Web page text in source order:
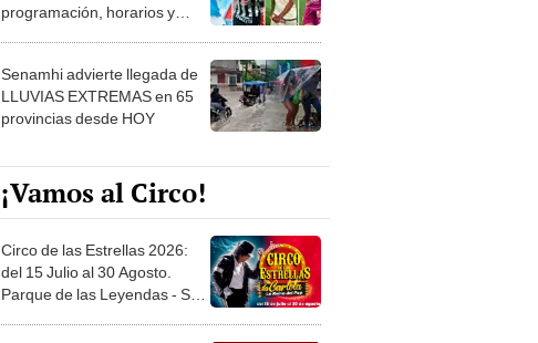
programación, horarios y
Senamhi advierte llegada de
LLUVIAS EXTREMAS en 65
provincias desde HOY
¡Vamos al Circo!
Circo de las Estrellas 2026:
del 15 Julio al 30 Agosto.
Parque de las Leyendas - San